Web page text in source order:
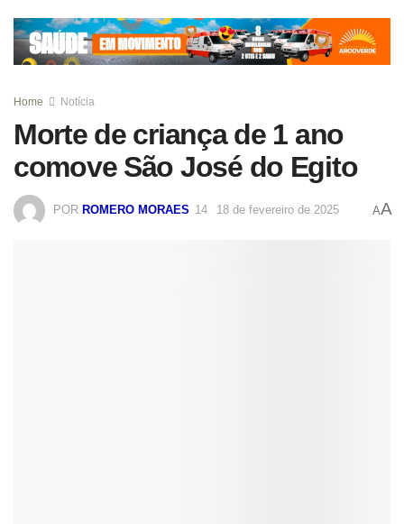
Home Notícia
Morte de criança de 1 ano
comove São José do Egito
POR ROMERO MORAES 18 de fevereiro de 2025 AA